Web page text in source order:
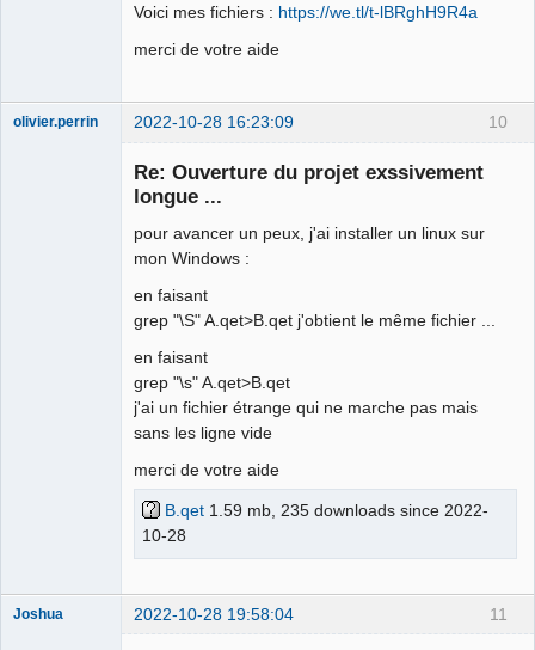
Voici mes fichiers : https://we.tl/t-lBRghH9R4a
merci de votre aide
10
olivier.perrin 2022-10-28 16:23:09
Re: Ouverture du projet exssivement
longue ...
pour avancer un peux, j'ai installer un linux sur
mon Windows :
en faisant
grep "\S" A.qet>B.qet j'obtient le même fichier ...
en faisant
grep "\s" A.qet>B.qet
j'ai un fichier étrange qui ne marche pas mais
sans les ligne vide
merci de votre aide
B.qet 1.59 mb, 235 downloads since 2022-
10-28
11
Joshua 2022-10-28 19:58:04